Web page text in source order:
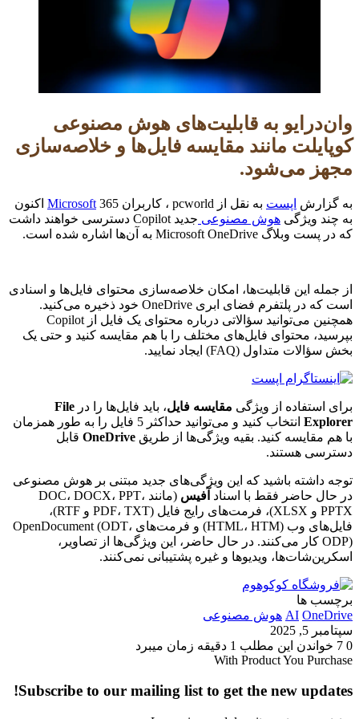
وان‌درایو به قابلیت‌های هوش مصنوعی
کوپایلت مانند مقایسه فایل‌ها و خلاصه‌سازی
مجهز می‌شود.
به گزارش اپست به نقل از pcworld ، کاربران Microsoft 365 اکنون
به چند ویژگی هوش مصنوعی
جدید Copilot دسترسی خواهند داشت
که در پست وبلاگ Microsoft OneDrive به آن‌ها اشاره شده است.
از جمله این قابلیت‌ها، امکان خلاصه‌سازی محتوای فایل‌ها و اسنادی
است که در پلتفرم فضای ابری OneDrive خود ذخیره می‌کنید.
همچنین می‌توانید سؤالاتی درباره محتوای یک فایل از Copilot
بپرسید، محتوای فایل‌های مختلف را با هم مقایسه کنید و حتی یک
بخش سؤالات متداول (FAQ) ایجاد نمایید.
برای استفاده از ویژگی مقایسه فایل، باید فایل‌ها را در File
Explorer
انتخاب کنید و می‌توانید حداکثر 5 فایل را به طور همزمان
با هم مقایسه کنید. بقیه ویژگی‌ها از طریق OneDrive قابل
دسترسی هستند.
توجه داشته باشید که این ویژگی‌های جدید مبتنی بر هوش مصنوعی
در حال حاضر فقط با اسناد آفیس
(مانند DOC، DOCX، PPT،
PPTX و XLSX)، فرمت‌های رایج فایل (PDF، TXT و RTF)،
فایل‌های وب (HTML، HTM) و فرمت‌های OpenDocument (ODT،
ODP) کار می‌کنند. در حال حاضر، این ویژگی‌ها از تصاویر،
اسکرین‌شات‌ها، ویدیوها و غیره پشتیبانی نمی‌کنند.
برچسب ها
AI OneDrive
هوش مصنوعی
سپتامبر 5, 2025
0
خواندن این مطلب 1 دقیقه زمان میبرد
With Product You Purchase
Subscribe to our mailing list to get the new updates!